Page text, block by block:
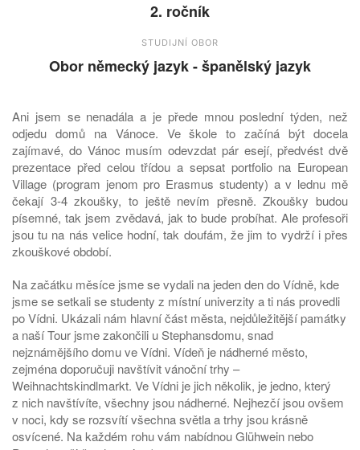
2. ročník
STUDIJNÍ OBOR
Obor německý jazyk - španělský jazyk
Ani jsem se nenadála a je přede mnou poslední týden, než
odjedu domů na Vánoce. Ve škole to začíná být docela
zajímavé, do Vánoc musím odevzdat pár esejí, předvést dvě
prezentace před celou třídou a sepsat portfolio na European
Village (program jenom pro Erasmus studenty) a v lednu mě
čekají 3-4 zkoušky, to ještě nevím přesně. Zkoušky budou
písemné, tak jsem zvědavá, jak to bude probíhat. Ale profesoři
jsou tu na nás velice hodní, tak doufám, že jim to vydrží i přes
zkouškové období.
Na začátku měsíce jsme se vydali na jeden den do Vídně, kde
jsme se setkali se studenty z místní univerzity a ti nás provedli
po Vídni. Ukázali nám hlavní část města, nejdůležitější památky
a naší Tour jsme zakončili u Stephansdomu, snad
nejznámějšího domu ve Vídni. Vídeň je nádherné město,
zejména doporučuji navštívit vánoční trhy –
Weihnachtskindlmarkt. Ve Vídni je jich několik, je jedno, který
z nich navštívíte, všechny jsou nádherné. Nejhezčí jsou ovšem
v noci, kdy se rozsvítí všechna světla a trhy jsou krásně
osvícené. Na každém rohu vám nabídnou Glühwein nebo